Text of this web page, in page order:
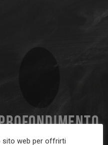
sito web per offrirti